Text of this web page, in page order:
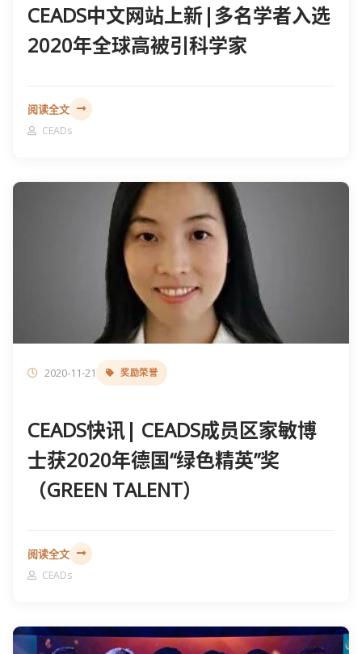
CEADS中文网站上新|多名学者​入选
2020年全球高被引科学家
阅读全文
CEADs
2020-11-21 奖励荣誉
CEADS快讯| CEADS成员区家敏博
士获2020年德国“绿色精英”奖
（GREEN TALENT）
阅读全文
CEADs